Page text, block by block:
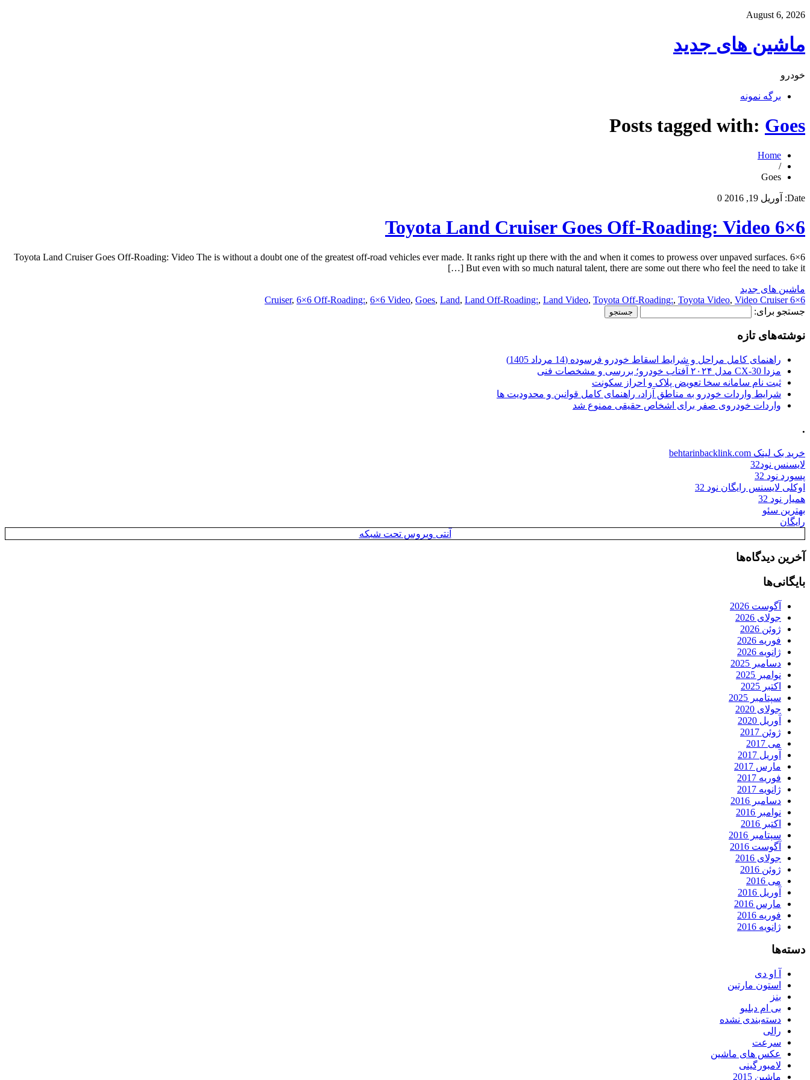
August 6, 2026
ماشین های جدید
خودرو
برگه نمونه
Posts tagged with: Goes
Home
/
Goes
Date: آوریل 19, 2016 0
6×6 Toyota Land Cruiser Goes Off-Roading: Video
6×6 Toyota Land Cruiser Goes Off-Roading: Video The is without a doubt one of the greatest off-road vehicles ever made. It ranks right up there with the and when it comes to prowess over unpaved surfaces.
But even with so much natural talent, there are some out there who feel the need to take it […]
ماشین های جدید
6×6 Cruiser
, 6×6 Off-Roading:, 6×6 Video, Goes, Land, Land Off-Roading:, Land Video, Toyota Off-Roading:, Toyota Video, Video Cruiser
جستجو برای:
نوشته‌های تازه
راهنمای کامل مراحل و شرایط اسقاط خودرو فرسوده (14 مرداد 1405)
مزدا CX-30 مدل ۲۰۲۴ آفتاب خودرو؛ بررسی و مشخصات فنی
ثبت نام سامانه سخا تعویض پلاک و احراز سکونت
شرایط واردات خودرو به مناطق آزاد، راهنمای کامل قوانین و محدودیت ها
واردات خودروی صفر برای اشخاص حقیقی ممنوع شد
.
خرید بک لینک behtarinbacklink.com
لایسنس نود32
پسورد نود 32
اوکلی لایسنس رایگان نود 32
همیار نود 32
بهترین سئو
رایگان
آنتی ویروس تحت شبکه
آخرین دیدگاه‌ها
بایگانی‌ها
آگوست 2026
جولای 2026
ژوئن 2026
فوریه 2026
ژانویه 2026
دسامبر 2025
نوامبر 2025
اکتبر 2025
سپتامبر 2025
جولای 2020
آوریل 2020
ژوئن 2017
می 2017
آوریل 2017
مارس 2017
فوریه 2017
ژانویه 2017
دسامبر 2016
نوامبر 2016
اکتبر 2016
سپتامبر 2016
آگوست 2016
جولای 2016
ژوئن 2016
می 2016
آوریل 2016
مارس 2016
فوریه 2016
ژانویه 2016
دسته‌ها
آ او دی
استون مارتین
بنز
بی ام دبلیو
دسته‌بندی نشده
رالی
سرعت
عکس های ماشین
لامبورگینی
ماشین 2015